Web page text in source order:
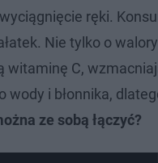
ręki.
Nie tylko o
C,
i błonnika,
ze sobą łączyć?